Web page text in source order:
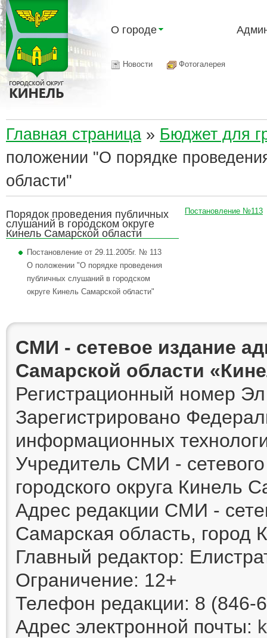
О городе
Новости Фотогалерея
Главная страница » Бюджет для
положении "О порядке
области"
Порядок проведения публичных
слушаний в городском округе
Кинель Самарской области
Постановление от 29.11.2005г. № 113
О положении "О порядке проведения
публичных слушаний в городском
округе Кинель Самарской области"
Постановление №113
СМИ - сетевое издание
Самарской области
Регистрационный номер
Зарегистрировано
информационных
Учредитель СМИ -
городского округа Кинель
Адрес редакции СМИ -
Самарская область, город
Главный редактор:
Ограничение: 12+
Телефон редакции: 8 (846-
Адрес электронной почты: